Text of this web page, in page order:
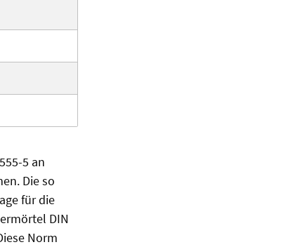
5 an
Die so
für die
DIN
Norm